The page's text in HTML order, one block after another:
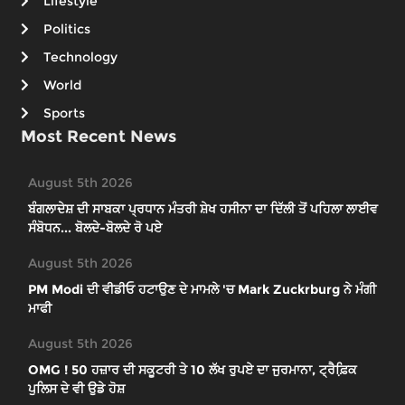
Politics
Technology
World
Sports
Most Recent News
August 5th 2026
ਬੰਗਲਾਦੇਸ਼ ਦੀ ਸਾਬਕਾ ਪ੍ਰਧਾਨ ਮੰਤਰੀ ਸ਼ੇਖ ਹਸੀਨਾ ਦਾ ਦਿੱਲੀ ਤੋਂ ਪਹਿਲਾ ਲਾਈਵ
ਸੰਬੋਧਨ... ਬੋਲਦੇ-ਬੋਲਦੇ ਰੋ ਪਏ
August 5th 2026
PM Modi ਦੀ ਵੀਡੀਓ ਹਟਾਉਣ ਦੇ ਮਾਮਲੇ 'ਚ Mark Zuckrburg ਨੇ ਮੰਗੀ
ਮਾਫੀ
August 5th 2026
OMG ! 50 ਹਜ਼ਾਰ ਦੀ ਸਕੂਟਰੀ ਤੇ 10 ਲੱਖ ਰੁਪਏ ਦਾ ਜੁਰਮਾਨਾ, ਟ੍ਰੈਫ਼ਿ਼ਕ
ਪੁਲਿਸ ਦੇ ਵੀ ਉਡੇ ਹੋਸ਼